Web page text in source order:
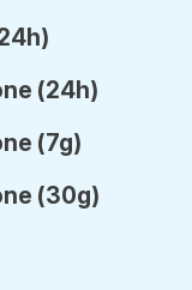
(24h)
(7g)
(30g)